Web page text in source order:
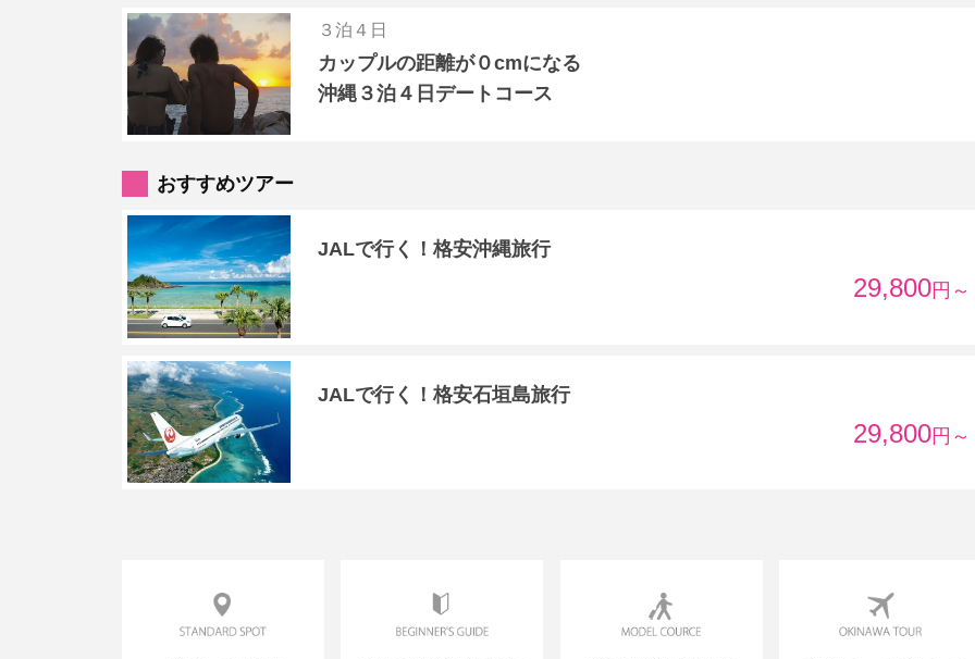
３泊４日
カップルの距離が０cmになる
沖縄３泊４日デートコース
おすすめツアー
JALで行く！格安沖縄旅行
29,800円～
JALで行く！格安石垣島旅行
29,800円～